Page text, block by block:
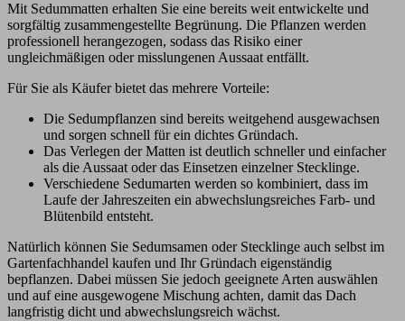
Mit Sedummatten erhalten Sie eine bereits weit entwickelte und
sorgfältig zusammengestellte Begrünung. Die Pflanzen werden
professionell herangezogen, sodass das Risiko einer
ungleichmäßigen oder misslungenen Aussaat entfällt.
Für Sie als Käufer bietet das mehrere Vorteile:
Die Sedumpflanzen sind bereits weitgehend ausgewachsen
und sorgen schnell für ein dichtes Gründach.
Das Verlegen der Matten ist deutlich schneller und einfacher
als die Aussaat oder das Einsetzen einzelner Stecklinge.
Verschiedene Sedumarten werden so kombiniert, dass im
Laufe der Jahreszeiten ein abwechslungsreiches Farb- und
Blütenbild entsteht.
Natürlich können Sie Sedumsamen oder Stecklinge auch selbst im
Gartenfachhandel kaufen und Ihr Gründach eigenständig
bepflanzen. Dabei müssen Sie jedoch geeignete Arten auswählen
und auf eine ausgewogene Mischung achten, damit das Dach
langfristig dicht und abwechslungsreich wächst.